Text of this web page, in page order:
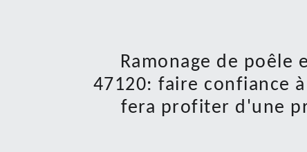
Ramonage de poêle
47120: faire confiance
fera profiter d'une